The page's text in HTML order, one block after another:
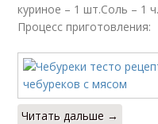
куриное – 1 шт.Соль – 1
Процесс приготовления:
Читать дальше →